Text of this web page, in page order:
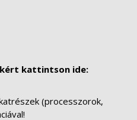
kattintson ide:
(processzorok,